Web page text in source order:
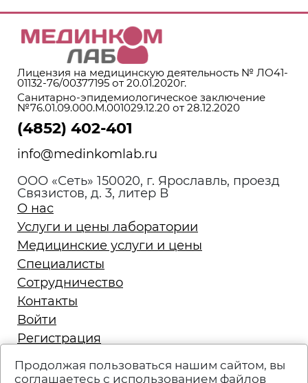
Лицензия на медицинскую деятельность № ЛО41-
01132-76/00377195 от 20.01.2020г.
Санитарно-эпидемиологическое заключение
№76.01.09.000.М.001029.12.20 от 28.12.2020
(4852) 402-401
info@medinkomlab.ru
ООО «Сеть» 150020, г. Ярославль, проезд
Связистов, д. 3, литер В
О нас
Услуги и цены лаборатории
Медицинские услуги и цены
Специалисты
Сотрудничество
Контакты
Войти
Регистрация
Политика конфиденциальности
Продолжая пользоваться нашим сайтом, вы
соглашаетесь с использованием файлов